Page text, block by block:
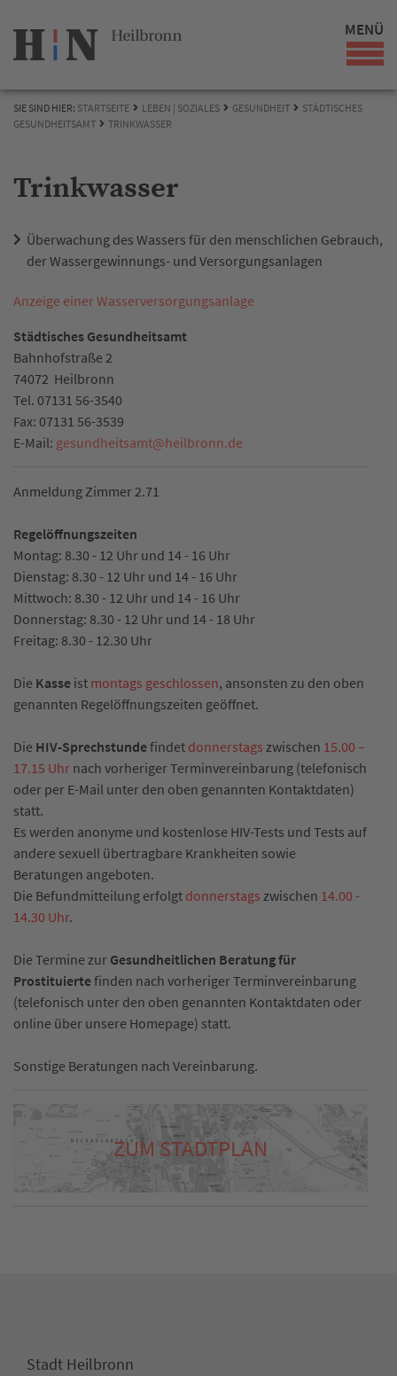
MENÜ
SIE SIND HIER: STARTSEITE LEBEN | SOZIALES GESUNDHEIT
STÄDTISCHES
GESUNDHEITSAMT
TRINKWASSER
Trinkwasser
Überwachung des Wassers für den menschlichen Gebrauch,
der Wassergewinnungs- und Versorgungsanlagen
Anzeige einer Wasserversorgungsanlage
Städtisches Gesundheitsamt
Bahnhofstraße 2
74072 Heilbronn
Tel. 07131 56-3540
Fax: 07131 56-3539
E-Mail: gesundheitsamt@heilbronn.de
Anmeldung Zimmer 2.71
Regelöffnungszeiten
Montag: 8.30 - 12 Uhr und 14 - 16 Uhr
Dienstag: 8.30 - 12 Uhr und 14 - 16 Uhr
Mittwoch: 8.30 - 12 Uhr und 14 - 16 Uhr
Donnerstag: 8.30 - 12 Uhr und 14 - 18 Uhr
Freitag: 8.30 - 12.30 Uhr
Die Kasse ist montags geschlossen, ansonsten zu den oben
genannten Regelöffnungszeiten geöffnet.
Die HIV-Sprechstundefindet donnerstags zwischen 15.00 –
17.15 Uhr nach vorheriger Terminvereinbarung (telefonisch
oder per E-Mail unter den oben genannten Kontaktdaten)
statt.
Es werden anonyme und kostenlose HIV-Tests und Tests auf
andere sexuell übertragbare Krankheiten sowie
Beratungen angeboten.
Die Befundmitteilung erfolgt donnerstags zwischen 14.00 -
14.30 Uhr.
Die Termine zur Gesundheitlichen Beratung für
Prostituiertefinden nach vorheriger Terminvereinbarung
(telefonisch unter den oben genannten Kontaktdaten oder
online über unsere Homepage) statt.
Sonstige Beratungen nach Vereinbarung.
ZUM STADTPLAN
Stadt Heilbronn